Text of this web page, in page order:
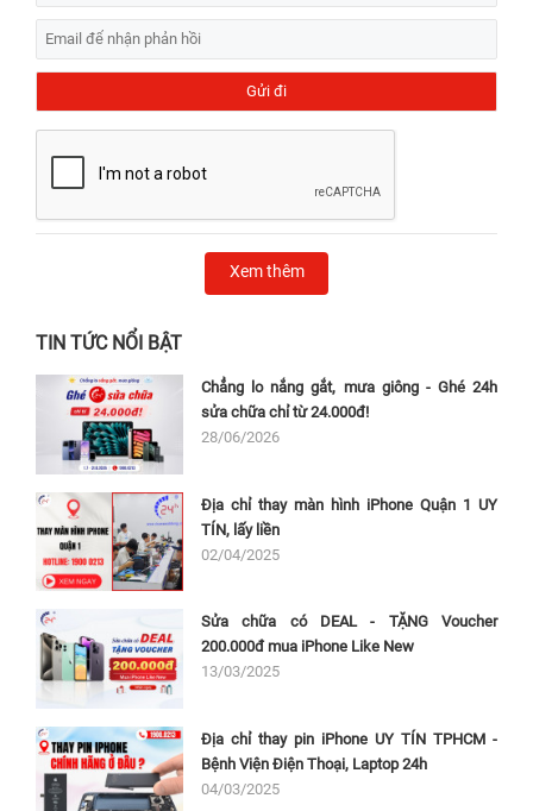
Xem thêm
TIN TỨC NỔI BẬT
Chẳng lo nắng gắt, mưa giông - Ghé 24h
sửa chữa chỉ từ 24.000đ!
28/06/2026
Địa chỉ thay màn hình iPhone Quận 1 UY
TÍN, lấy liền
02/04/2025
Sửa chữa có DEAL - TẶNG Voucher
200.000đ mua iPhone Like New
13/03/2025
Địa chỉ thay pin iPhone UY TÍN TPHCM -
Bệnh Viện Điện Thoại, Laptop 24h
04/03/2025